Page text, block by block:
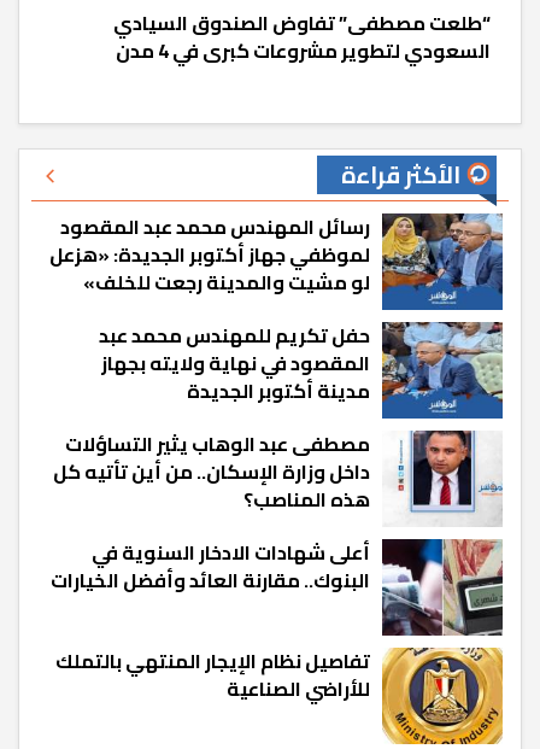
“طلعت مصطفى” تفاوض الصندوق السيادي
السعودي لتطوير مشروعات كبرى في 4 مدن
الأكثر قراءة
رسائل المهندس محمد عبد المقصود
لموظفي جهاز أكتوبر الجديدة: «هزعل
لو مشيت والمدينة رجعت للخلف»
حفل تكريم للمهندس محمد عبد
المقصود في نهاية ولايته بجهاز
مدينة أكتوبر الجديدة
مصطفى عبد الوهاب يثير التساؤلات
داخل وزارة الإسكان.. من أين تأتيه كل
هذه المناصب؟
أعلى شهادات الادخار السنوية في
البنوك.. مقارنة العائد وأفضل الخيارات
تفاصيل نظام الإيجار المنتهي بالتملك
للأراضي الصناعية